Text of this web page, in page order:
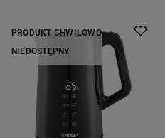
PRODUKT CHWILOWO
NIEDOSTĘPNY